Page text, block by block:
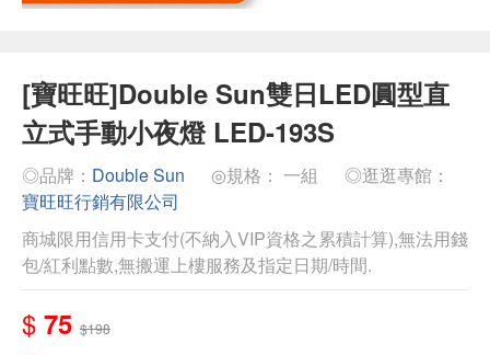
[寶旺旺]Double Sun雙日LED圓型直
立式手動小夜燈 LED-193S
◎品牌： Double Sun ◎規格： 一組
◎逛逛專館：
寶旺旺行銷有限公司
商城限用信用卡支付(不納入VIP資格之累積計算),無法用錢
包/紅利點數,無搬運上樓服務及指定日期/時間.
$ 75 $198